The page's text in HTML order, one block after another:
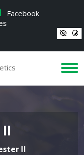
Facebook
II